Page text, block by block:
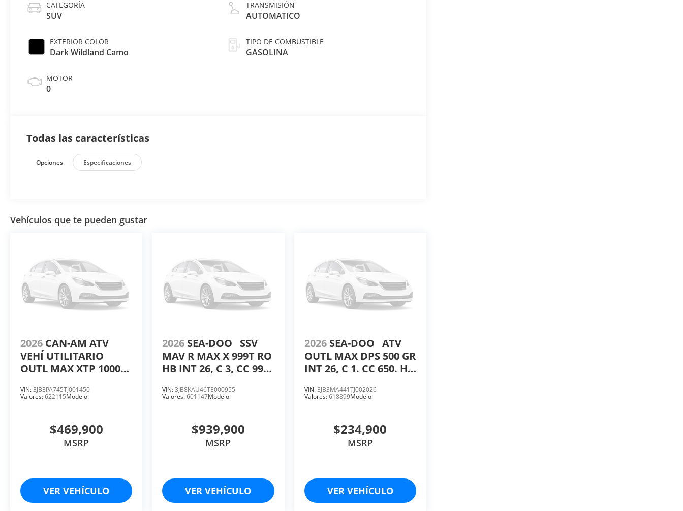
CATEGORÍA
SUV
EXTERIOR COLOR
Dark Wildland Camo
MOTOR
0
TRANSMISIÓN
AUTOMATICO
TIPO DE COMBUSTIBLE
GASOLINA
Todas las características
Opciones Especificaciones
Vehículos que te pueden gustar
2026 CAN-AM ATV
VEHÍ UTILITARIO
OUTL MAX XTP 1000R
999. HP 101.
VIN:3JB3PA745TJ001450
Valores:622115Modelo:
$469,900
MSRP
VER VEHÍCULO
2026 SEA-DOO
SSV
MAV R MAX X 999T RO
HB INT 26, C 3, CC 999,
VIN:3JB8KAU46TE000955
Valores:601147Modelo:
$939,900
MSRP
VER VEHÍCULO
2026 SEA-DOO ATV
OUTL MAX DPS 500 GR
INT 26, C 1. CC 650. HP
VIN:3JB3MA441TJ002026
Valores:618899Modelo:
$234,900
MSRP
VER VEHÍCULO